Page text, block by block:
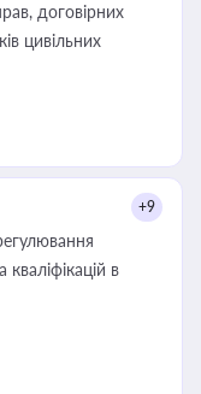
договірних
цивільних
+9
кваліфікацій в